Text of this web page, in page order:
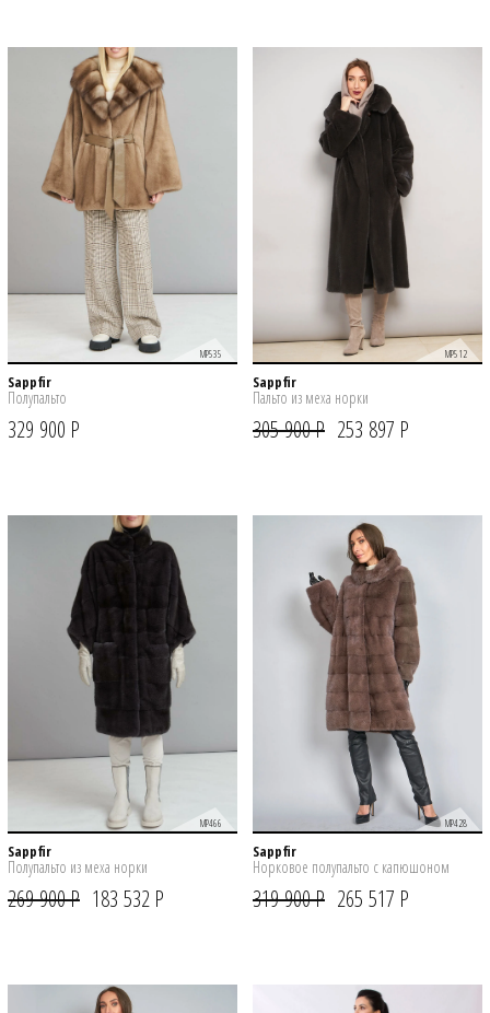
MP535
Sappfir
Полупальто
329 900 Р
MP512
Sappfir
Пальто из меха норки
305 900 Р 253 897 Р
MP466
Sappfir
Полупальто из меха норки
269 900 Р 183 532 Р
MP428
Sappfir
Норковое полупальто с капюшоном
319 900 Р 265 517 Р